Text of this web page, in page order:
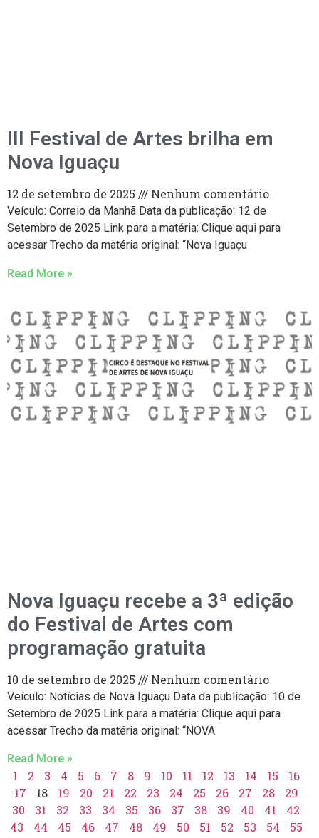
III Festival de Artes brilha em
Nova Iguaçu
12 de setembro de 2025 Nenhum comentário
Veículo: Correio da Manhã Data da publicação: 12 de
Setembro de 2025 Link para a matéria: Clique aqui para
acessar Trecho da matéria original: “Nova Iguaçu
Read More »
Nova Iguaçu recebe a 3ª edição
do Festival de Artes com
programação gratuita
10 de setembro de 2025 Nenhum comentário
Veículo: Notícias de Nova Iguaçu Data da publicação: 10 de
Setembro de 2025 Link para a matéria: Clique aqui para
acessar Trecho da matéria original: “NOVA
Read More »
1 2 3 4 5 6 7 8 9 10 11 12 13 14 15
16
17
18 19 20 21 22 23 24 25 26 27 28
29
30
31 32 33 34 35 36 37 38 39 40 41
42
43
44 45 46 47 48 49 50 51 52 53 54
55